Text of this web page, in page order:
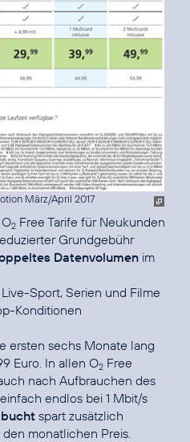
März/April 2017
2 Free Tarife für Neukunden
Grundgebühr
Datenvolumen im
Sport, Serien und Filme
Konditionen
ersten sechs Monate lang
Euro. In allen O2 Free
nach Aufbrauchen des
endlos bei 1 Mbit/s
spart zusätzlich
monatlichen Preis.